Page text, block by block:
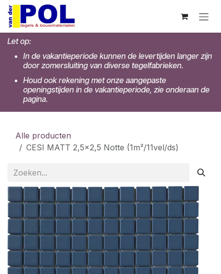
Overslaan naar inhoud
Let op:
In de vakantieperiode kunnen de levertijden langer zijn
door zomersluiting van diverse tegelfabrieken.
Houd ook rekening met onze aangepaste
openingstijden in de vakantieperiode, zie onderaan de
pagina.
Alle producten
CESI MATT 2,5x2,5 Notte (1m²/11vel/ds)